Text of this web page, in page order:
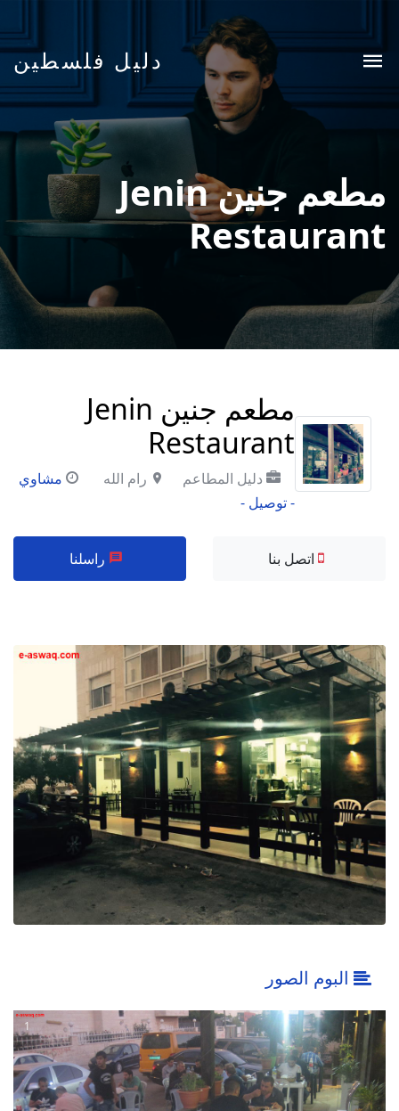
دليل فلسطين
مطعم جنين Jenin
Restaurant
مطعم جنين Jenin
Restaurant
دليل المطاعم رام الله
مشاوي
- توصيل -
اتصل بنا راسلنا
البوم الصور
1